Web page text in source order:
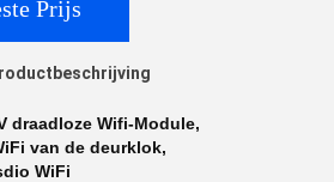
Prijs
draadloze Wifi-Module,
van de deurklok,
WiFi